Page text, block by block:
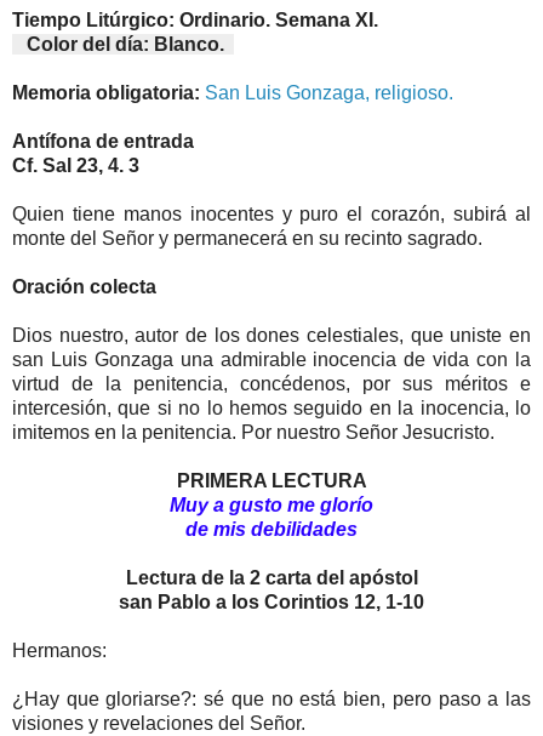
Tiempo Litúrgico: Ordinario. Semana XI.
Color del día: Blanco.
Memoria obligatoria: San Luis Gonzaga, religioso.
Antífona de entrada
Cf. Sal 23, 4. 3
Quien tiene manos inocentes y puro el corazón, subirá al
monte del Señor y permanecerá en su recinto sagrado.
Oración colecta
Dios nuestro, autor de los dones celestiales, que uniste en
san Luis Gonzaga una admirable inocencia de vida con la
virtud de la penitencia, concédenos, por sus méritos e
intercesión, que si no lo hemos seguido en la inocencia, lo
imitemos en la penitencia. Por nuestro Señor Jesucristo.
PRIMERA LECTURA
Muy a gusto me glorío
de mis debilidades
Lectura de la 2 carta del apóstol
san Pablo a los Corintios 12, 1-10
Hermanos:
¿Hay que gloriarse?: sé que no está bien, pero paso a las
visiones y revelaciones del Señor.